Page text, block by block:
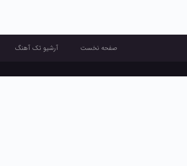
صفحه نخست آرشیو تک آهنگ